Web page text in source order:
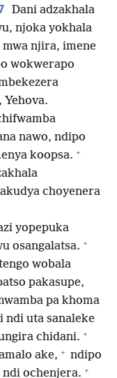
Dani adzakhala
njoka yokhala
mwa njira, imene
wokwerapo
nawo, ndipo
koopsa. +
choyenera
yopepuka
osangalatsa. +
wobala
pakasupe,
pa khoma
ndi uta sanaleke
chidani. +
ake, + ndipo
ndi ochenjera. +